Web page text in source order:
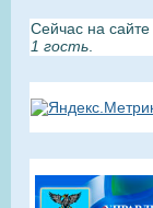
Сейчас на сайте
1 гость